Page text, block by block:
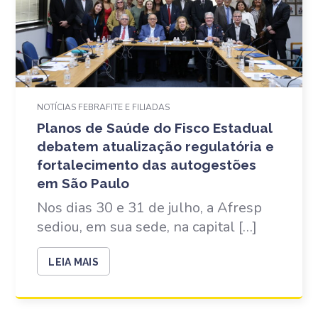
NOTÍCIAS FEBRAFITE E FILIADAS
Planos de Saúde do Fisco Estadual
debatem atualização regulatória e
fortalecimento das autogestões
em São Paulo
Nos dias 30 e 31 de julho, a Afresp
sediou, em sua sede, na capital […]
LEIA MAIS